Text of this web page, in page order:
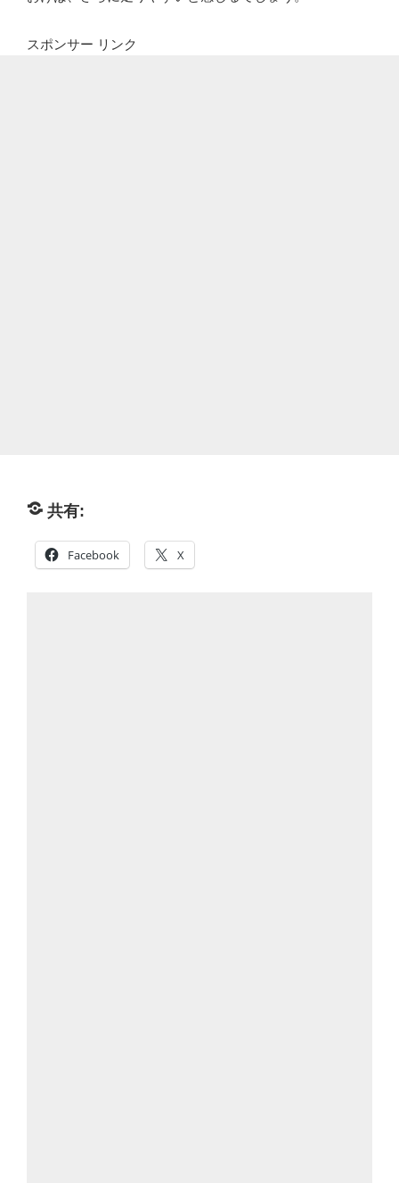
スポンサー リンク
共有:
Facebook X